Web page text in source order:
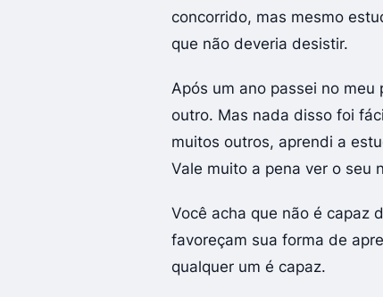
concorrido, mas mesmo
que não deveria desistir.
Após um ano passei no
outro. Mas nada disso foi
muitos outros, aprendi a
Vale muito a pena ver o seu
Você acha que não é capaz
favoreçam sua forma de
qualquer um é capaz.